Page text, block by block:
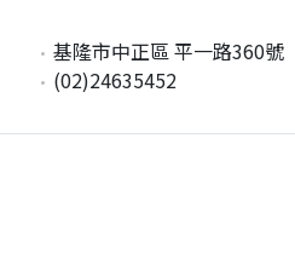
基隆市中正區 平一路360號
(02)24635452